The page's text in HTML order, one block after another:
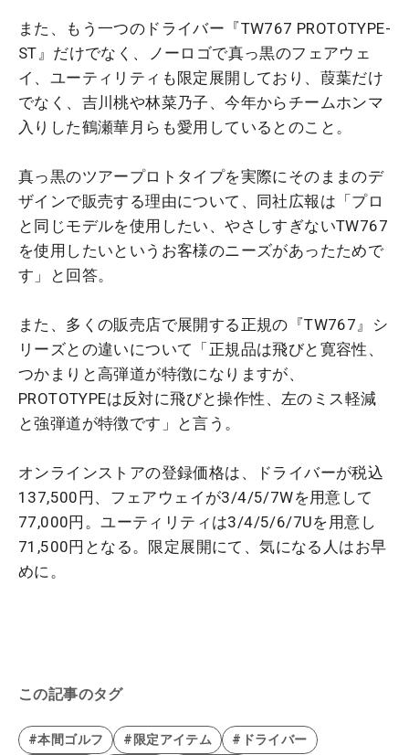
また、もう一つのドライバー『TW767 PROTOTYPE-
ST』だけでなく、ノーロゴで真っ黒のフェアウェ
イ、ユーティリティも限定展開しており、葭葉だけ
でなく、吉川桃や林菜乃子、今年からチームホンマ
入りした鶴瀬華月らも愛用しているとのこと。
真っ黒のツアープロトタイプを実際にそのままのデ
ザインで販売する理由について、同社広報は「プロ
と同じモデルを使用したい、やさしすぎないTW767
を使用したいというお客様のニーズがあったためで
す」と回答。
また、多くの販売店で展開する正規の『TW767』シ
リーズとの違いについて「正規品は飛びと寛容性、
つかまりと高弾道が特徴になりますが、
PROTOTYPEは反対に飛びと操作性、左のミス軽減
と強弾道が特徴です」と言う。
オンラインストアの登録価格は、ドライバーが税込
137,500円、フェアウェイが3/4/5/7Wを用意して
77,000円。ユーティリティは3/4/5/6/7Uを用意し
71,500円となる。限定展開にて、気になる人はお早
めに。
この記事のタグ
#本間ゴルフ #限定アイテム
#ドライバー